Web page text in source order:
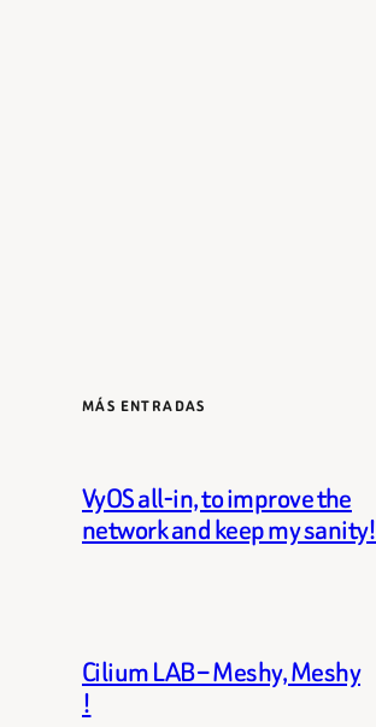
MÁS ENTRADAS
VyOS all-in, to improve the
network and keep my sanity!
Cilium LAB – Meshy, Meshy
!